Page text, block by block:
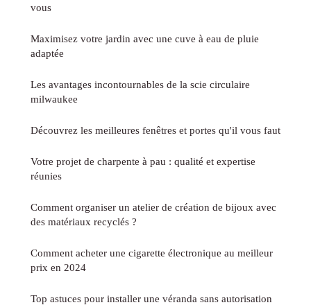
vous
Maximisez votre jardin avec une cuve à eau de pluie
adaptée
Les avantages incontournables de la scie circulaire
milwaukee
Découvrez les meilleures fenêtres et portes qu'il vous faut
Votre projet de charpente à pau : qualité et expertise
réunies
Comment organiser un atelier de création de bijoux avec
des matériaux recyclés ?
Comment acheter une cigarette électronique au meilleur
prix en 2024
Top astuces pour installer une véranda sans autorisation